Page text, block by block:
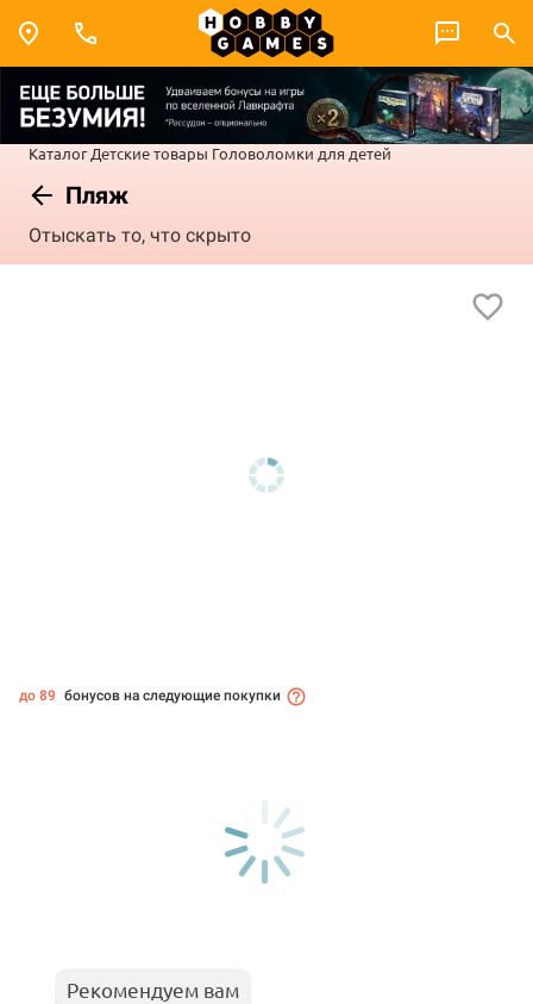
Каталог Детские товары Головоломки для детей
Пляж
Отыскать то, что скрыто
до 89 бонусов на следующие покупки
Рекомендуем вам